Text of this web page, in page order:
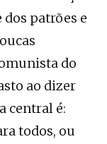
patrões e
do
ao dizer
central é:
todos, ou